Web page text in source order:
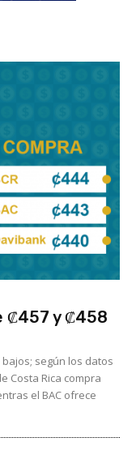
₡457 y ₡458
según los datos
Costa Rica compra
el BAC ofrece